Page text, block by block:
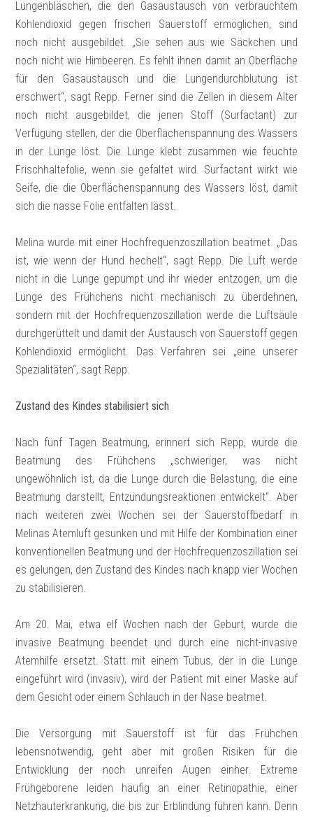
Lungenbläschen, die den Gasaustausch von verbrauchtem
Kohlendioxid gegen frischen Sauerstoff ermöglichen, sind
noch nicht ausgebildet. „Sie sehen aus wie Säckchen und
noch nicht wie Himbeeren. Es fehlt ihnen damit an Oberfläche
für den Gasaustausch und die Lungendurchblutung ist
erschwert“, sagt Repp. Ferner sind die Zellen in diesem Alter
noch nicht ausgebildet, die jenen Stoff (Surfactant) zur
Verfügung stellen, der die Oberflächenspannung des Wassers
in der Lunge löst. Die Lunge klebt zusammen wie feuchte
Frischhaltefolie, wenn sie gefaltet wird. Surfactant wirkt wie
Seife, die die Oberflächenspannung des Wassers löst, damit
sich die nasse Folie entfalten lässt.
Melina wurde mit einer Hochfrequenzoszillation beatmet. „Das
ist, wie wenn der Hund hechelt“, sagt Repp. Die Luft werde
nicht in die Lunge gepumpt und ihr wieder entzogen, um die
Lunge des Frühchens nicht mechanisch zu überdehnen,
sondern mit der Hochfrequenzoszillation werde die Luftsäule
durchgerüttelt und damit der Austausch von Sauerstoff gegen
Kohlendioxid ermöglicht. Das Verfahren sei „eine unserer
Spezialitäten“, sagt Repp.
Zustand des Kindes stabilisiert sich
Nach fünf Tagen Beatmung, erinnert sich Repp, wurde die
Beatmung des Frühchens „schwieriger, was nicht
ungewöhnlich ist, da die Lunge durch die Belastung, die eine
Beatmung darstellt, Entzündungsreaktionen entwickelt“. Aber
nach weiteren zwei Wochen sei der Sauerstoffbedarf in
Melinas Atemluft gesunken und mit Hilfe der Kombination einer
konventionellen Beatmung und der Hochfrequenzoszillation sei
es gelungen, den Zustand des Kindes nach knapp vier Wochen
zu stabilisieren.
Am 20. Mai, etwa elf Wochen nach der Geburt, wurde die
invasive Beatmung beendet und durch eine nicht-invasive
Atemhilfe ersetzt. Statt mit einem Tubus, der in die Lunge
eingeführt wird (invasiv), wird der Patient mit einer Maske auf
dem Gesicht oder einem Schlauch in der Nase beatmet.
Die Versorgung mit Sauerstoff ist für das Frühchen
lebensnotwendig, geht aber mit großen Risiken für die
Entwicklung der noch unreifen Augen einher. Extreme
Frühgeborene leiden häufig an einer Retinopathie, einer
Netzhauterkrankung, die bis zur Erblindung führen kann. Denn